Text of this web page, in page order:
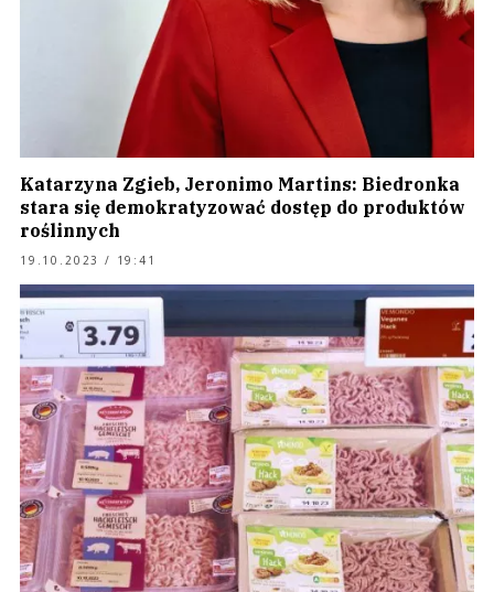
Katarzyna Zgieb, Jeronimo Martins: Biedronka
stara się demokratyzować dostęp do produktów
roślinnych
19.10.2023 / 19:41